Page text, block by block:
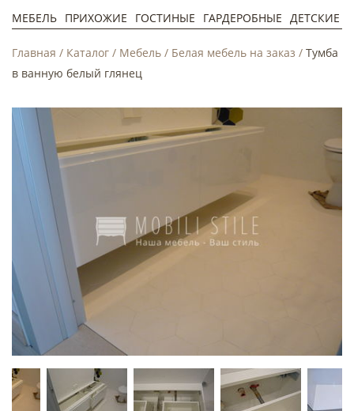
МЕБЕЛЬ ПРИХОЖИЕ ГОСТИНЫЕ ГАРДЕРОБНЫЕ ДЕТСКИЕ
Главная / Каталог / Мебель / Белая мебель на заказ / Тумба
в ванную белый глянец